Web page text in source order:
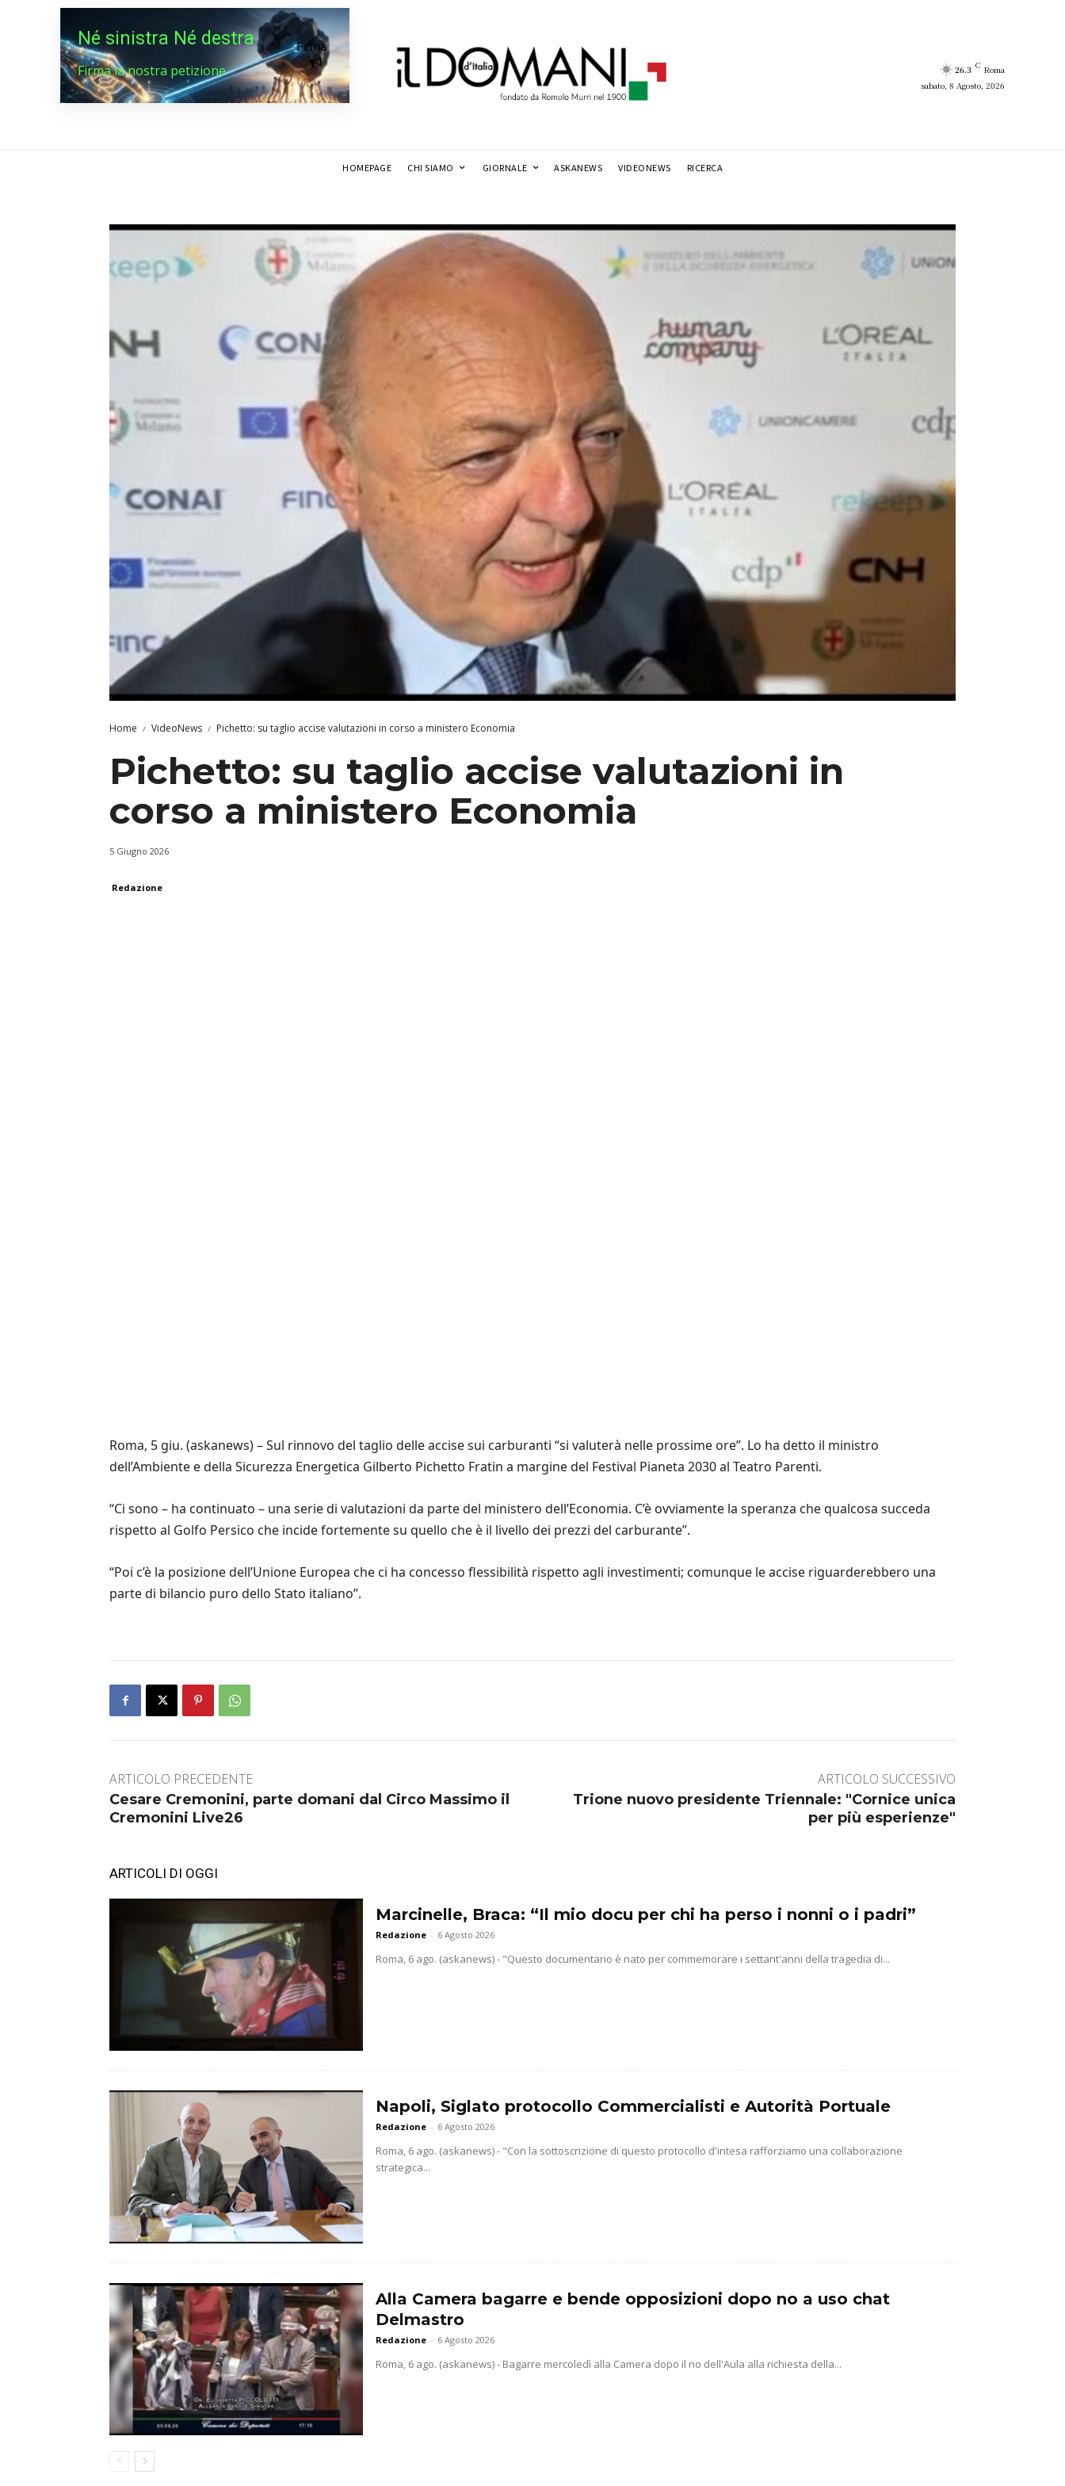
Né sinistra Né destra
Firma la nostra petizione
Firma
26.3 C Roma
sabato, 8 Agosto, 2026
HOMEPAGE CHI SIAMO GIORNALE ASKANEWS VIDEONEWS RICERCA
Home VideoNews Pichetto: su taglio accise valutazioni in corso a ministero Economia
Pichetto: su taglio accise valutazioni in
corso a ministero Economia
5 Giugno 2026
Redazione
Roma, 5 giu. (askanews) – Sul rinnovo del taglio delle accise sui carburanti “si valuterà nelle prossime ore”. Lo ha detto il ministro
dell’Ambiente e della Sicurezza Energetica Gilberto Pichetto Fratin a margine del Festival Pianeta 2030 al Teatro Parenti.
“Ci sono – ha continuato – una serie di valutazioni da parte del ministero dell’Economia. C’è ovviamente la speranza che qualcosa succeda
rispetto al Golfo Persico che incide fortemente su quello che è il livello dei prezzi del carburante”.
“Poi c’è la posizione dell’Unione Europea che ci ha concesso flessibilità rispetto agli investimenti; comunque le accise riguarderebbero una
parte di bilancio puro dello Stato italiano”.
ARTICOLO PRECEDENTE
Cesare Cremonini, parte domani dal Circo Massimo il
Cremonini Live26
ARTICOLO SUCCESSIVO
Trione nuovo presidente Triennale: "Cornice unica
per più esperienze"
ARTICOLI DI OGGI
Marcinelle, Braca: “Il mio docu per chi ha perso i nonni o i padri”
Redazione - 6 Agosto 2026
Roma, 6 ago. (askanews) - "Questo documentario è nato per commemorare i settant'anni della tragedia di...
Napoli, Siglato protocollo Commercialisti e Autorità Portuale
Redazione - 6 Agosto 2026
Roma, 6 ago. (askanews) - "Con la sottoscrizione di questo protocollo d'intesa rafforziamo una collaborazione
strategica...
Alla Camera bagarre e bende opposizioni dopo no a uso chat
Delmastro
Redazione - 6 Agosto 2026
Roma, 6 ago. (askanews) - Bagarre mercoledì alla Camera dopo il no dell'Aula alla richiesta della...